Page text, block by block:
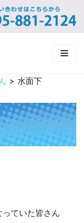
> 水面下
っていた皆さん